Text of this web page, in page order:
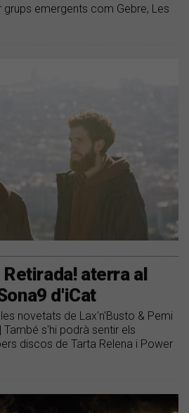
emergents com Gebre, Les
aterra al
d'iCat
novetats de Lax'n'Busto & Pemi
s'hi podrà sentir els
discos de Tarta Relena i Power